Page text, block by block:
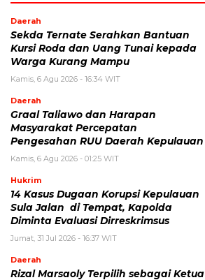
Daerah
Sekda Ternate Serahkan Bantuan
Kursi Roda dan Uang Tunai kepada
Warga Kurang Mampu
Kamis, 6 Agu 2026 - 16:34 WIT
Daerah
Graal Taliawo dan Harapan
Masyarakat Percepatan
Pengesahan RUU Daerah Kepulauan
Kamis, 6 Agu 2026 - 01:25 WIT
Hukrim
14 Kasus Dugaan Korupsi Kepulauan
Sula Jalan di Tempat, Kapolda
Diminta Evaluasi Dirreskrimsus
Jumat, 31 Jul 2026 - 16:37 WIT
Daerah
Rizal Marsaoly Terpilih sebagai Ketua